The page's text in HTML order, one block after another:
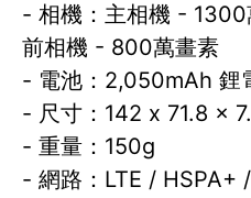
- 相機：主相機 - 1300
前相機 - 800萬畫素
- 電池：2,050mAh 鋰
- 尺寸：142 x 71.8 x
- 重量：150g
- 網路：LTE / HSPA+